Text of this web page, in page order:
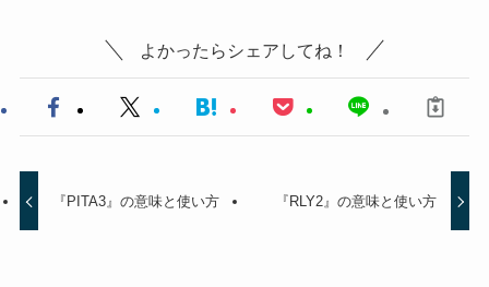
よかったらシェアしてね！
『PITA3』の意味と使い方 『RLY2』の意味と使い方